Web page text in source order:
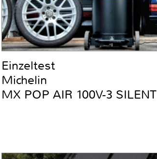
Einzeltest
Michelin
MX POP AIR 100V-3 SILENT